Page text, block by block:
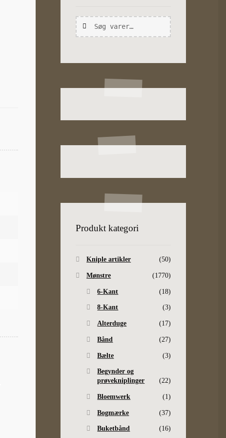
Søg
efter:
Søg
Produkt kategori
Kniple artikler (50)
Mønstre (1770)
6-Kant (18)
8-Kant (3)
Alterduge (17)
Bånd (27)
Bælte (3)
Begynder og
prøvekniplinger
(22)
Bloemwerk (1)
Bogmærke (37)
Buketbånd (16)